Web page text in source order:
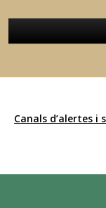
Canals d’alertes i